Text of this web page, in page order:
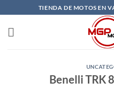
al
contenido
TIENDA DE MOTOS EN
Benelli TRK